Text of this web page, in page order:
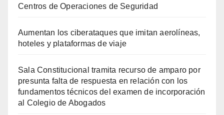
Centros de Operaciones de Seguridad
Aumentan los ciberataques que imitan aerolíneas,
hoteles y plataformas de viaje
Sala Constitucional tramita recurso de amparo por
presunta falta de respuesta en relación con los
fundamentos técnicos del examen de incorporación
al Colegio de Abogados